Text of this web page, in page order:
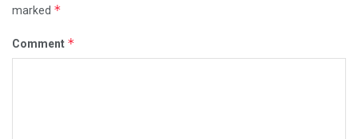
marked *
Comment *